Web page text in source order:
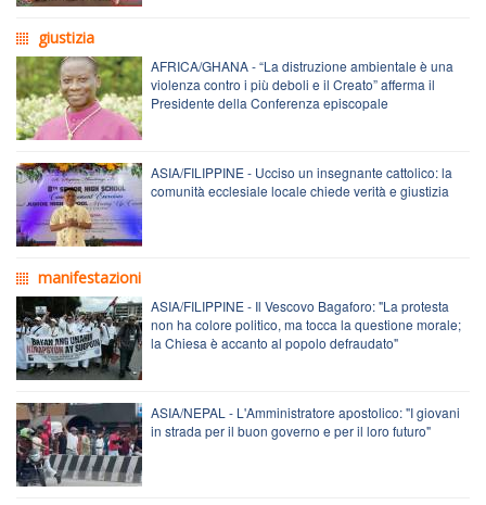
giustizia
AFRICA/GHANA - “La distruzione ambientale è una
violenza contro i più deboli e il Creato” afferma il
Presidente della Conferenza episcopale
ASIA/FILIPPINE - Ucciso un insegnante cattolico: la
comunità ecclesiale locale chiede verità e giustizia
manifestazioni
ASIA/FILIPPINE - Il Vescovo Bagaforo: "La protesta
non ha colore politico, ma tocca la questione morale;
la Chiesa è accanto al popolo defraudato"
ASIA/NEPAL - L'Amministratore apostolico: "I giovani
in strada per il buon governo e per il loro futuro"